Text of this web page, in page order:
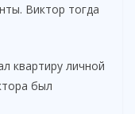
Виктор тогда
квартиру личной
был